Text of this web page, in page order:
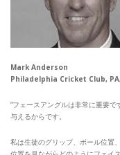
Mark Anderson
Philadelphia Cricket Club,
“フェースアングルは非常に重要
与えるからです。
私は生徒のグリップ、ボール位置